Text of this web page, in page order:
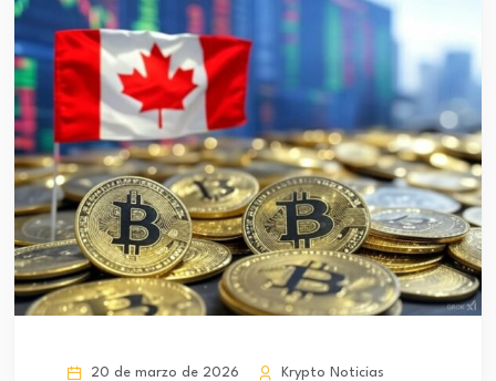
20 de marzo de 2026
Krypto Noticias